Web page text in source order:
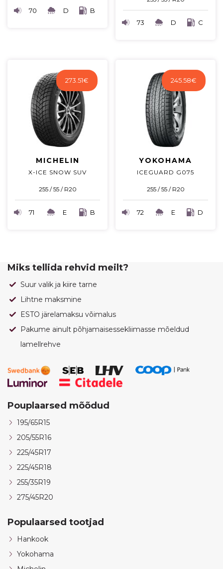
70 D B
73 D C
273.51€
MICHELIN
X-ICE SNOW SUV
255 / 55 / R20
71 E B
245.58€
YOKOHAMA
ICEGUARD G075
255 / 55 / R20
72 E D
Miks tellida rehvid meilt?
Suur valik ja kiire tarne
Lihtne maksmine
ESTO järelamaksu võimalus
Pakume ainult põhjamaisessekliimasse mõeldud
lamellrehve
Pouplaarsed mõõdud
195/65R15
205/55R16
225/45R17
225/45R18
255/35R19
275/45R20
Populaarsed tootjad
Hankook
Yokohama